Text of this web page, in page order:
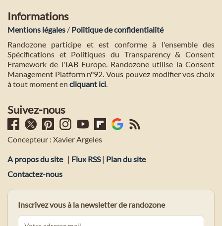
Informations
Mentions légales / Politique de confidentialité
Randozone participe et est conforme à l'ensemble des
Spécifications et Politiques du Transparency & Consent
Framework de l'IAB Europe. Randozone utilise la Consent
Management Platform n°92. Vous pouvez modifier vos choix
à tout moment en cliquant ici.
Suivez-nous
Concepteur : Xavier Argeles
A propos du site | Flux RSS| Plan du site
Contactez-nous
Inscrivez vous à la newsletter de randozone